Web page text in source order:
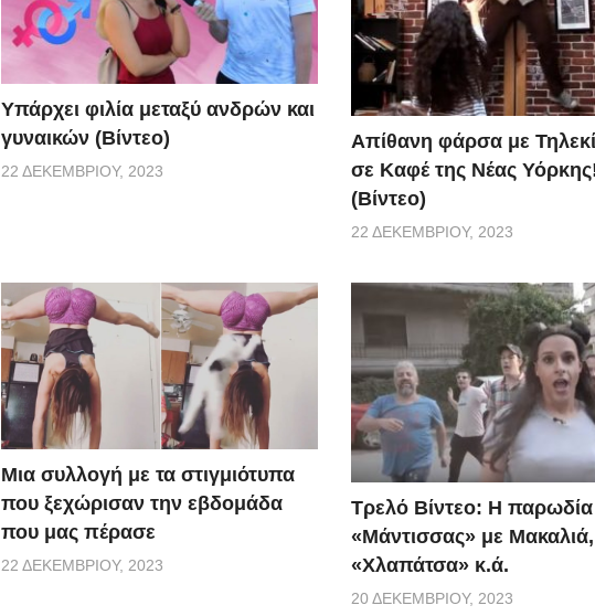
Υπάρχει φιλία μεταξύ ανδρών και
γυναικών (Βίντεο)
22 ΔΕΚΕΜΒΡΊΟΥ, 2023
Απίθανη φάρσα με
σε Καφέ της Νέας
(Βίντεο)
22 ΔΕΚΕΜΒΡΊΟΥ, 2023
Μια συλλογή με τα στιγμιότυπα
που ξεχώρισαν την εβδομάδα
που μας πέρασε
22 ΔΕΚΕΜΒΡΊΟΥ, 2023
Τρελό Βίντεο: H παρωδία
«Μάντισσας» με
«Χλαπάτσα» κ.ά.
20 ΔΕΚΕΜΒΡΊΟΥ, 2023